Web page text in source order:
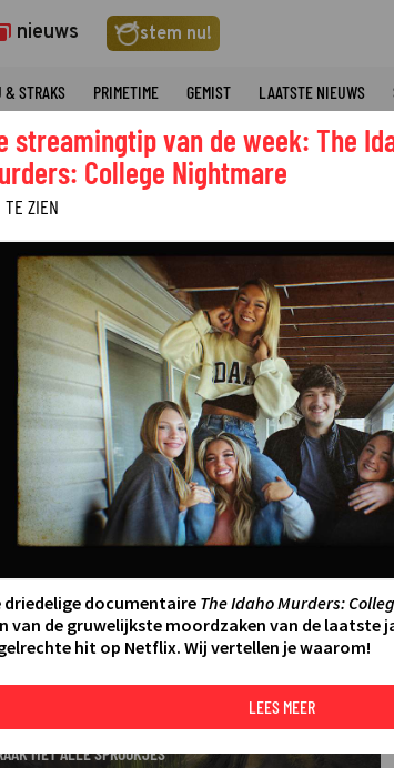
nieuws stem nu!
& STRAKS PRIMETIME GEMIST LAATSTE NIEUWS
MET ALLE SPROOKJES
streamingtip van de week: The
College Nightmare
TE ZIEN
driedelige documentaire The Idaho Murders:
van de gruwelijkste moordzaken van de laatste
hit op Netflix. Wij vertellen je waarom!
LEES MEER